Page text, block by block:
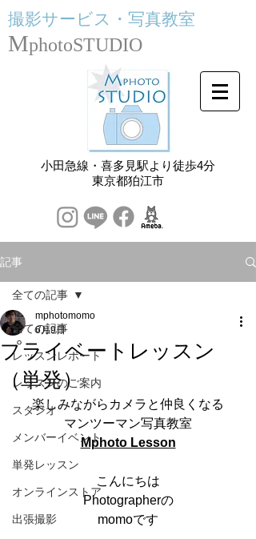
撮影サービス・ 写真教室
MphotoSTUDIO
小田急線・喜多見駅より徒歩4分
​東京都狛江市
記事
全ての記事
レッスンレポート
レッスンのご案内
スタジオ
メンバーイベント
単発レッスン
オンラインストア
出張撮影
全ての記事
プライベートレッスン
（単発）
mphotomomo
6月9日
楽しみながらカメラと仲良くなる
マンツーマン写真教室
Mphoto Lesson
こんにちは
Photographerの
momoです